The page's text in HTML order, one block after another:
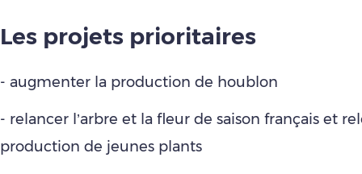
Les projets prioritaires
- augmenter la production de houblon
- relancer l’arbre et la fleur de saison français et
production de jeunes plants